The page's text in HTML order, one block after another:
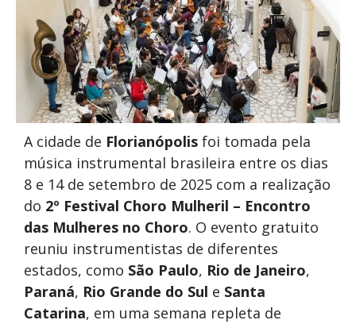
A cidade de Florianópolis foi tomada pela
música instrumental brasileira entre os dias
8 e 14 de setembro de 2025 com a realização
do 2º Festival Choro Mulheril – Encontro
das Mulheres no Choro. O evento gratuito
reuniu instrumentistas de diferentes
estados, como São Paulo, Rio de Janeiro,
Paraná, Rio Grande do Sul e Santa
Catarina, em uma semana repleta de